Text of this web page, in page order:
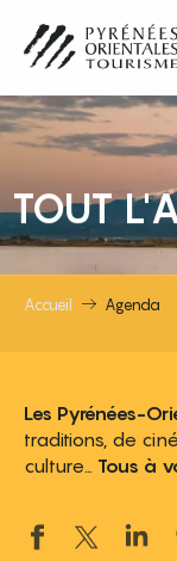
contenu
principal
TOUT
Accueil Agenda
Les Pyrénées-
traditions, de
culture… Tous à